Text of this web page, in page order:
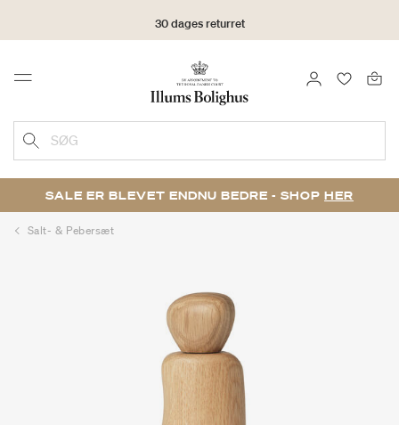
30 dages returret
Menu LOG IND
SØG
SALE ER BLEVET ENDNU BEDRE - SHOP HER
Salt- & Pebersæt